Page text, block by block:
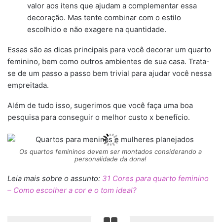
valor aos itens que ajudam a complementar essa
decoração. Mas tente combinar com o estilo
escolhido e não exagere na quantidade.
Essas são as dicas principais para você decorar um quarto
feminino, bem como outros ambientes de sua casa. Trata-
se de um passo a passo bem trivial para ajudar você nessa
empreitada.
Além de tudo isso, sugerimos que você faça uma boa
pesquisa para conseguir o melhor custo x benefício.
Os quartos femininos devem ser montados considerando a
personalidade da dona!
Leia mais sobre o assunto: 31 Cores para quarto feminino
– Como escolher a cor e o tom ideal?